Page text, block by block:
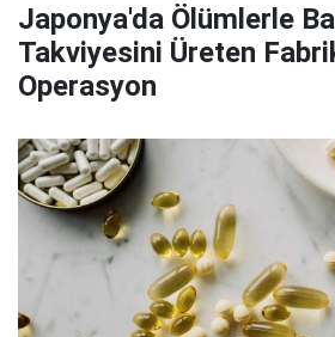
Japonya'da Ölümlerle
Takviyesini Üreten
Operasyon